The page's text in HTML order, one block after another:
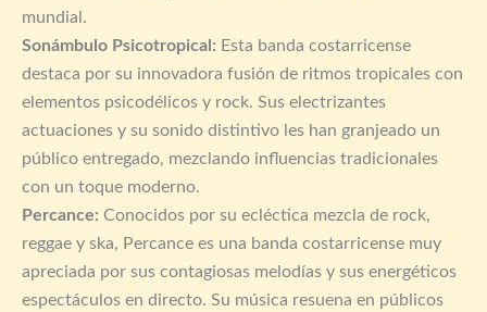
mundial.
Sonámbulo Psicotropical: Esta banda costarricense
destaca por su innovadora fusión de ritmos tropicales con
elementos psicodélicos y rock. Sus electrizantes
actuaciones y su sonido distintivo les han granjeado un
público entregado, mezclando influencias tradicionales
con un toque moderno.
Percance: Conocidos por su ecléctica mezcla de rock,
reggae y ska, Percance es una banda costarricense muy
apreciada por sus contagiosas melodías y sus energéticos
espectáculos en directo. Su música resuena en públicos